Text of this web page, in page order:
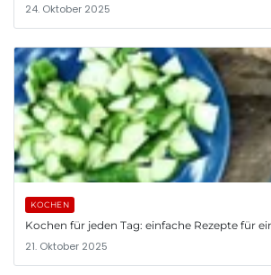
24. Oktober 2025
KOCHEN
Kochen für jeden Tag: einfache Rezepte für
21. Oktober 2025